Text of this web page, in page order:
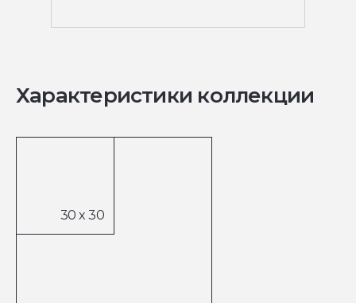
Характеристики коллекции